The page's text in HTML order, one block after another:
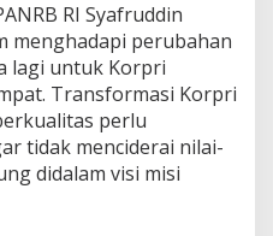
RI Syafruddin
menghadapi perubahan
lagi untuk Korpri
Transformasi Korpri
perlu
tidak menciderai nilai-
didalam visi misi